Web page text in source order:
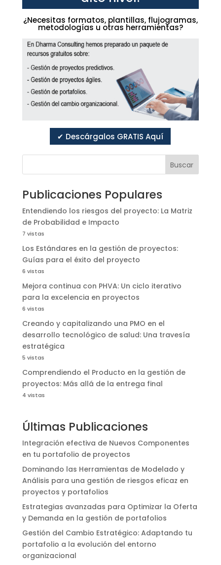
¿Necesitas formatos, plantillas, flujogramas,
metodologías u otras herramientas?
✔ Descárgalos GRATIS Aquí
Buscar
Publicaciones Populares
Entendiendo los riesgos del proyecto: La Matriz
de Probabilidad e Impacto
7 vistas
Los Estándares en la gestión de proyectos:
Guías para el éxito del proyecto
6 vistas
Mejora continua con PHVA: Un ciclo iterativo
para la excelencia en proyectos
6 vistas
Creando y capitalizando una PMO en el
desarrollo tecnológico de salud: Una travesía
estratégica
5 vistas
Comprendiendo el Producto en la gestión de
proyectos: Más allá de la entrega final
4 vistas
Últimas Publicaciones
Integración efectiva de Nuevos Componentes
en tu portafolio de proyectos
Dominando las Herramientas de Modelado y
Análisis para una gestión de riesgos eficaz en
proyectos y portafolios
Estrategias avanzadas para Optimizar la Oferta
y Demanda en la gestión de portafolios
Gestión del Cambio Estratégico: Adaptando tu
portafolio a la evolución del entorno
organizacional